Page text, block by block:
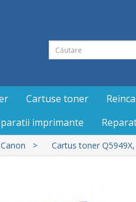
Cartuse toner
imprimante
Canon Cartus toner